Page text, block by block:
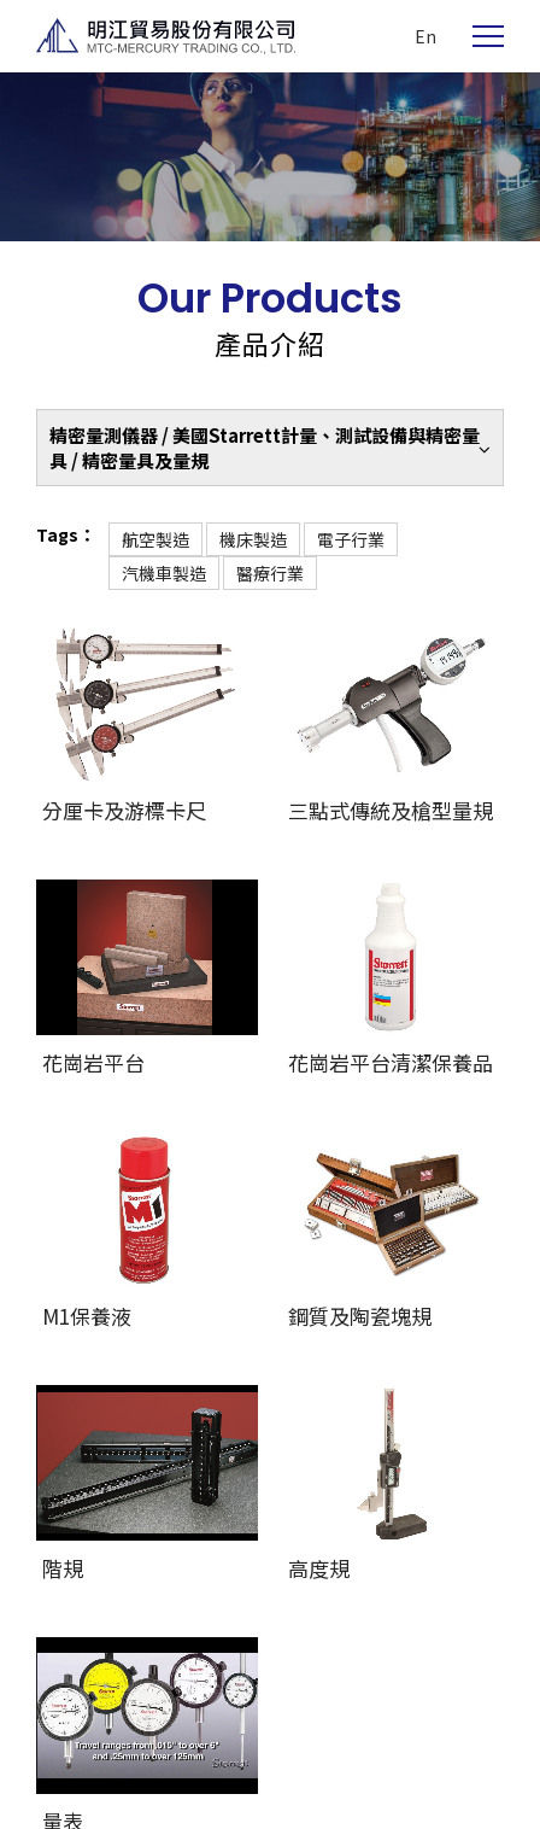
En
Our Products
產品介紹
精密量測儀器 / 美國Starrett計量、測試設備與精密量
具 / 精密量具及量規
Tags： 航空製造 機床製造
電子行業
汽機車製造
醫療行業
分厘卡及游標卡尺 三點式傳統及槍型量規
花崗岩平台 花崗岩平台清潔保養品
M1保養液 鋼質及陶瓷塊規
階規 高度規
量表